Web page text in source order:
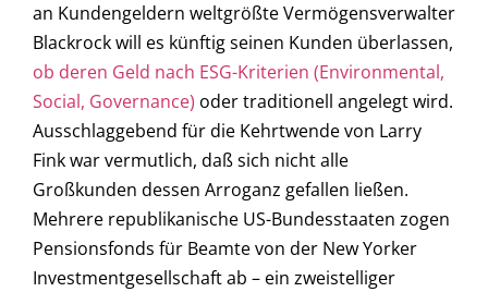
an Kundengeldern weltgrößte Vermögensverwalter
Blackrock will es künftig seinen Kunden überlassen,
ob deren Geld nach ESG-Kriterien (Environmental,
Social, Governance) oder traditionell angelegt wird.
Ausschlaggebend für die Kehrtwende von Larry
Fink war vermutlich, daß sich nicht alle
Großkunden dessen Arroganz gefallen ließen.
Mehrere republikanische US-Bundesstaaten zogen
Pensionsfonds für Beamte von der New Yorker
Investmentgesellschaft ab – ein zweistelliger